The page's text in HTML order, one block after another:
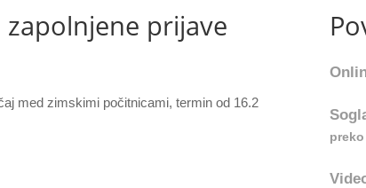
prijave
med zimskimi počitnicami, termin od 16.2